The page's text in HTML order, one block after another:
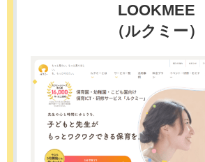
LOOKMEE
（ルクミー）